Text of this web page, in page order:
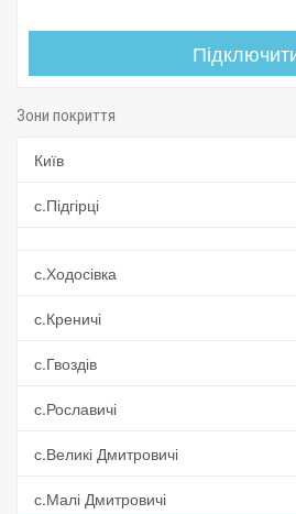
Зони покриття
Київ
с.Підгірці
с.Ходосівка
с.Креничі
с.Гвоздів
с.Рославичі
с.Великі Дмитровичі
с.Малі Дмитровичі